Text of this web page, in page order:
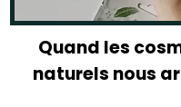
Quand les
naturels nous